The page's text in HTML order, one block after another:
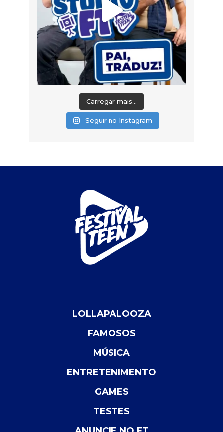
Carregar mais...
Seguir no Instagram
LOLLAPALOOZA
FAMOSOS
MÚSICA
ENTRETENIMENTO
GAMES
TESTES